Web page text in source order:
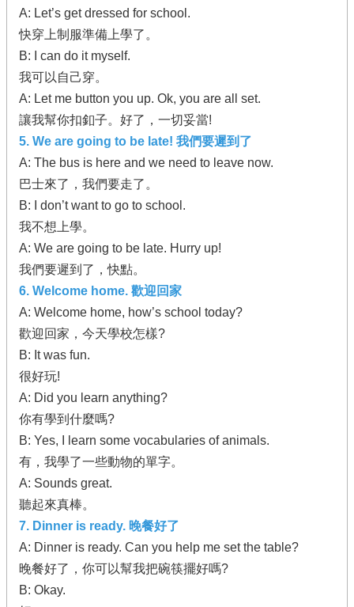
A: Let’s get dressed for school.
快穿上制服準備上學了。
B: I can do it myself.
我可以自己穿。
A: Let me button you up. Ok, you are all set.
讓我幫你扣釦子。好了，一切妥當!
5. We are going to be late! 我們要遲到了
A: The bus is here and we need to leave now.
巴士來了，我們要走了。
B: I don’t want to go to school.
我不想上學。
A: We are going to be late. Hurry up!
我們要遲到了，快點。
6. Welcome home. 歡迎回家
A: Welcome home, how’s school today?
歡迎回家，今天學校怎樣?
B: It was fun.
很好玩!
A: Did you learn anything?
你有學到什麼嗎?
B: Yes, I learn some vocabularies of animals.
有，我學了一些動物的單字。
A: Sounds great.
聽起來真棒。
7. Dinner is ready. 晚餐好了
A: Dinner is ready. Can you help me set the table?
晚餐好了，你可以幫我把碗筷擺好嗎?
B: Okay.